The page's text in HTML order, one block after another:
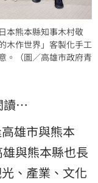
本熊本縣知事木村敬
木作世界」客製化手工
。（圖／高雄市政府青
讀…
雄市與熊本
與熊本縣也長
、產業、文化